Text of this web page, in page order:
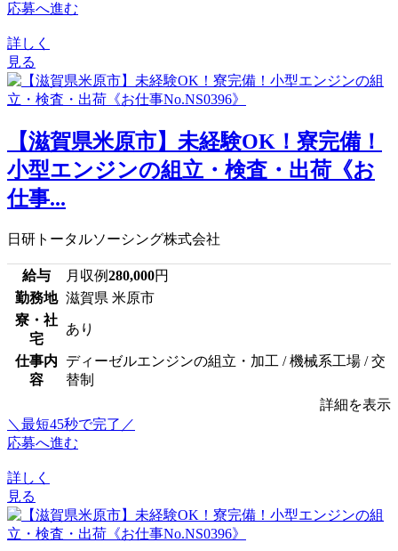
応募へ進む
詳しく
見る
【滋賀県米原市】未経験OK！寮完備！
小型エンジンの組立・検査・出荷《お
仕事...
日研トータルソーシング株式会社
給与 月収例280,000円
勤務地 滋賀県 米原市
寮・社
宅
あり
仕事内
容
ディーゼルエンジンの組立・加工 / 機械系工場 / 交
替制
詳細を表示
＼最短45秒で完了／
応募へ進む
詳しく
見る